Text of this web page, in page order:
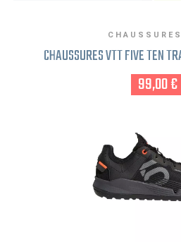
CHAUSSURES VTT FIVE TEN
99,00 €